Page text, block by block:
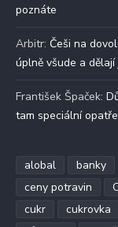
poznáte
Arbitr: Češi na
úplně všude a dělají
František Špaček:
tam speciální
alobal banky
ceny potravin
cukr
cukrovka